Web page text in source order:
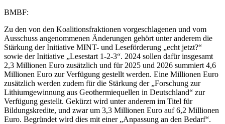
BMBF:
Zu den von den Koalitionsfraktionen vorgeschlagenen und vom
Ausschuss angenommenen Änderungen gehört unter anderem die
Stärkung der Initiative MINT- und Leseförderung „echt jetzt?“
sowie der Initiative „Lesestart 1-2-3“. 2024 sollen dafür insgesamt
2,3 Millionen Euro zusätzlich und für 2025 und 2026 summiert 4,6
Millionen Euro zur Verfügung gestellt werden. Eine Millionen Euro
zusätzlich werden zudem für die Stärkung der „Forschung zur
Lithiumgewinnung aus Geothermiequellen in Deutschland“ zur
Verfügung gestellt. Gekürzt wird unter anderem im Titel für
Bildungskredite, und zwar um 3,3 Millionen Euro auf 6,2 Millionen
Euro. Begründet wird dies mit einer „Anpassung an den Bedarf“.